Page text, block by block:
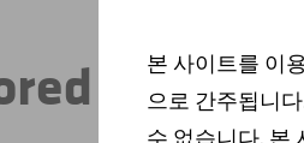
Insights
본 사이트를 이
으로 간주됩니